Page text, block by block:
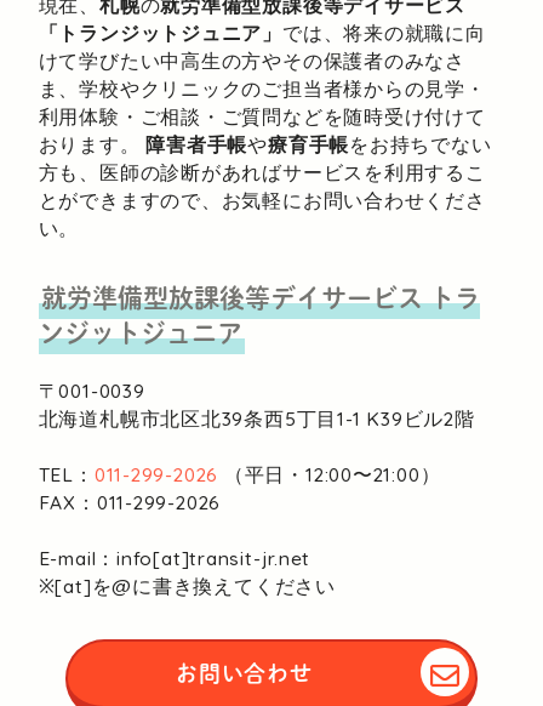
現在、 札幌の就労準備型放課後等デイサービス
「トランジットジュニア」 では、将来の就職に向
けて学びたい中高生の方やその保護者のみなさ
ま、学校やクリニックのご担当者様からの見学・
利用体験・ご相談・ご質問などを随時受け付けて
おります。 障害者手帳や療育手帳をお持ちでない
方も、医師の診断があればサービスを利用するこ
とができますので、お気軽にお問い合わせくださ
い。
就労準備型放課後等デイサービストラ
ンジットジュニア
〒001-0039
北海道札幌市北区北39条西5丁目1-1 K39ビル2階
TEL： 011-299-2026
（平日・12:00〜21:00）
FAX：011-299-2026
E-mail：info[at]transit-jr.net
※[at]を@に書き換えてください
お問い合わせ